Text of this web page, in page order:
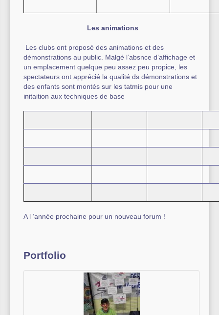
Les animations
Les clubs ont proposé des animations et des
démonstrations au public. Malgé l’absnce d’affichage et
un emplacement quelque peu assez peu propice, les
spectateurs ont apprécié la qualité ds démonstrations et
des enfants sont montés sur les tatmis pour une
initaition aux techniques de base
A l ’année prochaine pour un nouveau forum !
Portfolio